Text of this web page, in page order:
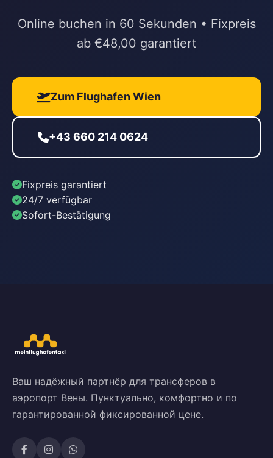
Online buchen in 60 Sekunden • Fixpreis
ab €48,00 garantiert
Zum Flughafen Wien
+43 660 214 0624
Fixpreis garantiert
24/7 verfügbar
Sofort-Bestätigung
Ваш надёжный партнёр для трансферов в
аэропорт Вены. Пунктуально, комфортно и по
гарантированной фиксированной цене.